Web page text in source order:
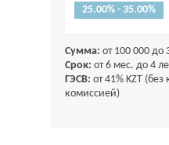
25.00% - 35.00%
Сумма: от 100 000 до
Срок: от 6 мес. до 4
ГЭСВ: от 41% KZT
комиссией)